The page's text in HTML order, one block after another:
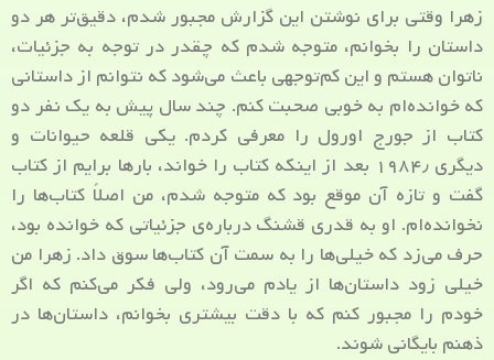
زهرا وقتی برای نوشتن این گزارش مجبور شدم، دقیق‌تر هر دو
داستان را بخوانم، متوجه شدم که چقدر در توجه به جزئیات،
ناتوان هستم و این کم‌توجهی باعث می‌شود که نتوانم از داستانی
که خوانده‌ام به خوبی صحبت کنم. چند سال پیش به یک نفر دو
کتاب از جورج اورول را معرفی کردم. یکی قلعه حیوانات و
دیگری ۱۹۸۴٫ بعد از اینکه کتاب را خواند، بارها برایم از کتاب
گفت و تازه آن موقع بود که متوجه شدم، من اصلاً کتاب‌ها را
نخوانده‌ام. او به قدری قشنگ درباره‌ی جزئیاتی که خوانده بود،
حرف می‌زد که خیلی‌ها را به سمت آن کتاب‌ها سوق داد. زهرا من
خیلی زود داستان‌ها از یادم می‌رود، ولی فکر می‌کنم که اگر
خودم را مجبور کنم که با دقت بیشتری بخوانم، داستان‌ها در
ذهنم بایگانی شوند.